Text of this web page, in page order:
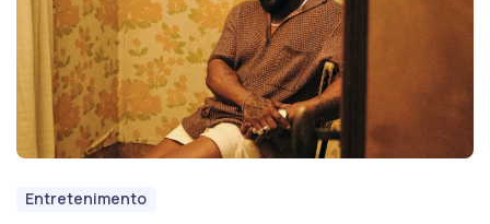
Entretenimento